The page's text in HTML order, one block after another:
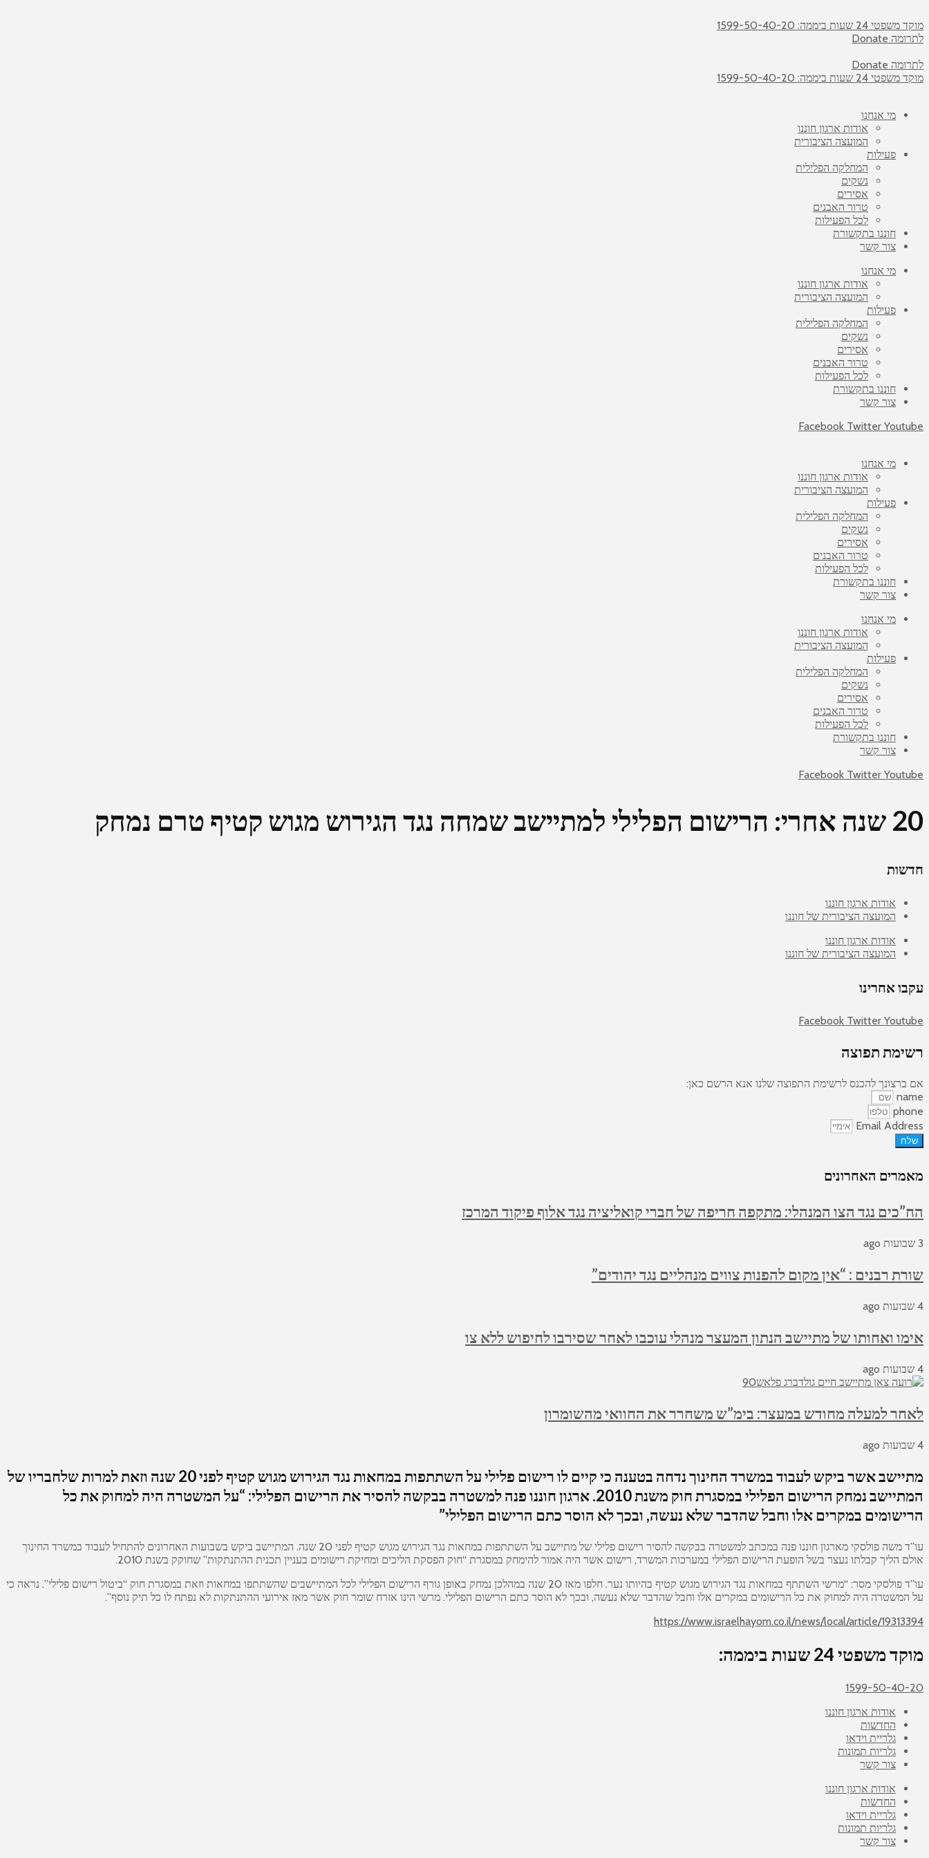
מוקד משפטי 24 שעות ביממה: 1599-50-40-20
לתרומה Donate
לתרומה Donate
מוקד משפטי 24 שעות ביממה: 1599-50-40-20
מי אנחנו
אודות ארגון חוננו
המועצה הציבורית
פעילות
המחלקה הפלילית
נשקים
אסירים
טרור האבנים
לכל הפעילות
חוננו בתקשורת
צור קשר
מי אנחנו
אודות ארגון חוננו
המועצה הציבורית
פעילות
המחלקה הפלילית
נשקים
אסירים
טרור האבנים
לכל הפעילות
חוננו בתקשורת
צור קשר
Facebook Twitter Youtube
מי אנחנו
אודות ארגון חוננו
המועצה הציבורית
פעילות
המחלקה הפלילית
נשקים
אסירים
טרור האבנים
לכל הפעילות
חוננו בתקשורת
צור קשר
מי אנחנו
אודות ארגון חוננו
המועצה הציבורית
פעילות
המחלקה הפלילית
נשקים
אסירים
טרור האבנים
לכל הפעילות
חוננו בתקשורת
צור קשר
Facebook Twitter Youtube
20 שנה אחרי: הרישום הפלילי למתיישב שמחה נגד הגירוש מגוש קטיף טרם נמחק
חדשות
אודות ארגון חוננו
המועצה הציבורית של חוננו
אודות ארגון חוננו
המועצה הציבורית של חוננו
עקבו אחרינו
Facebook Twitter Youtube
רשימת תפוצה
אם ברצונך להכנס לרשימת התפוצה שלנו אנא הרשם כאן:
name
phone
Email Address
שלח
מאמרים האחרונים
הח”כים נגד הצו המנהלי: מתקפה חריפה של חברי קואליציה נגד אלוף פיקוד המרכז
3 שבועות ago
שורת רבנים : “אין מקום להפנות צווים מנהליים נגד יהודים”
4 שבועות ago
אימו ואחותו של מתיישב הנתון המעצר מנהלי עוכבו לאחר שסירבו לחיפוש ללא צו
4 שבועות ago
לאחר למעלה מחודש במעצר: בימ”ש משחרר את החוואי מהשומרון
4 שבועות ago
מתיישב אשר ביקש לעבוד במשרד החינוך נדחה בטענה כי קיים לו רישום פלילי על השתתפות במחאות נגד הגירוש מגוש קטיף לפני 20 שנה וזאת למרות שלחבריו של
המתיישב נמחק הרישום הפלילי במסגרת חוק משנת 2010. ארגון חוננו פנה למשטרה בבקשה להסיר את הרישום הפלילי: “על המשטרה היה למחוק את כל
הרישומים במקרים אלו וחבל שהדבר שלא נעשה, ובכך לא הוסר כתם הרישום הפלילי”
עו”ד משה פולסקי מארגון חוננו פנה במכתב למשטרה בבקשה להסיר רישום פלילי של מתיישב על השתתפות במחאות נגד הגירוש מגוש קטיף לפני 20 שנה. המתיישב ביקש בשבועות האחרונים להתחיל לעבוד במשרד החינוך
אולם הליך קבלתו נעצר בשל הופעת הרישום הפלילי במערכות המשרד, רישום אשר היה אמור להימחק במסגרת “חוק הפסקת הליכים ומחיקת רישומים בעניין תכנית ההתנתקות” שחוקק בשנת 2010.
עו”ד פולסקי מסר: “מרשי השתתף במחאות נגד הגירוש מגוש קטיף בהיותו נער. חלפו מאז 20 שנה במהלכן נמחק באופן גורף הרישום הפלילי לכל המתיישבים שהשתתפו במחאות וזאת במסגרת חוק “ביטול רישום פלילי”. נראה כי
על המשטרה היה למחוק את כל הרישומים במקרים אלו וחבל שהדבר שלא נעשה, ובכך לא הוסר כתם הרישום הפלילי. מרשי הינו אזרח שומר חוק אשר מאז אירועי ההתנתקות לא נפתח לו כל תיק נוסף”.
https://www.israelhayom.co.il/news/local/article/19313394
מוקד משפטי 24 שעות ביממה:
1599-50-40-20
אודות ארגון חוננו
החדשות
גלריית וידאו
גלריות תמונות
צור קשר
אודות ארגון חוננו
החדשות
גלריית וידאו
גלריות תמונות
צור קשר